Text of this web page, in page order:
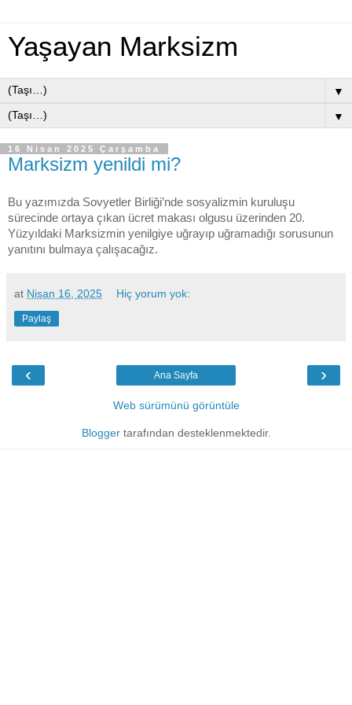
Yaşayan Marksizm
▼
▼
16 Nisan 2025 Çarşamba
Marksizm yenildi mi?
Bu yazımızda Sovyetler Birliği’nde sosyalizmin kuruluşu
sürecinde ortaya çıkan ücret makası olgusu üzerinden 20.
Yüzyıldaki Marksizmin yenilgiye uğrayıp uğramadığı sorusunun
yanıtını bulmaya çalışacağız.
at Nisan 16, 2025 Hiç yorum yok:
Paylaş
‹ ›
Ana Sayfa
Web sürümünü görüntüle
Bloggertarafından desteklenmektedir.